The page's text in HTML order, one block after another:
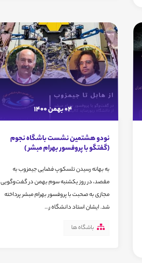
04 بهمن 1400
نودو هشتمین نشست باشگاه نجوم
(گفتگو با پروفسور بهرام مبشر )
به بهانه رسیدن تلسکوپ فضایی جیمزوب به
مقصد، در روز یکشنبه سوم بهمن در گفت‌وگویی
مجازی به صحبت با پروفسور بهرام مبشر پرداخته
شد. ایشان استاد دانشگاه ر...
باشگاه ها